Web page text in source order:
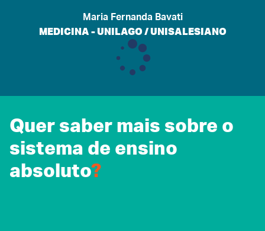
Maria Fernanda Bavati
MEDICINA - UNILAGO / UNISALESIANO
Quer saber mais sobre o
sistema de ensino
absoluto?